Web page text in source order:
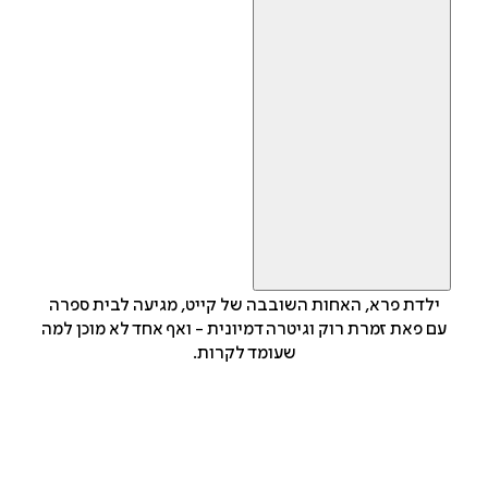
ילדת פרא, האחות השובבה של קייט, מגיעה לבית ספרה
עם פאת זמרת רוק וגיטרה דמיונית - ואף אחד לא מוכן למה
שעומד לקרות.